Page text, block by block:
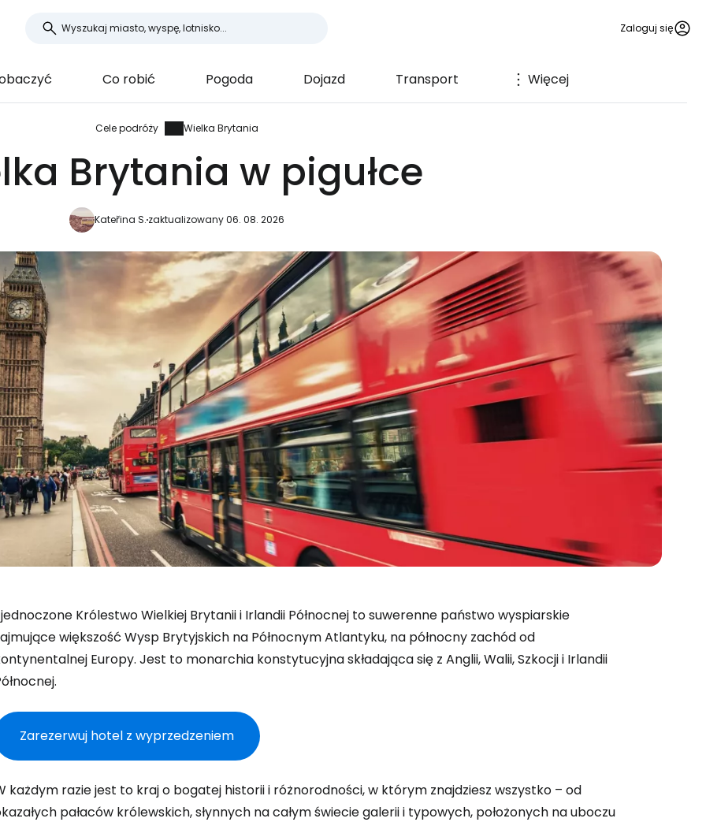
Zaloguj się
Co robić Pogoda Dojazd Transport Więcej
Cele podróży Wielka Brytania
Brytania w pigułce
Kateřina S.zaktualizowany 06. 08. 2026
Królestwo Wielkiej Brytanii i Irlandii Północnej to suwerenne państwo wyspiarskie
większość Wysp Brytyjskich na Północnym Atlantyku, na północny zachód od
Europy. Jest to monarchia konstytucyjna składająca się z Anglii, Walii, Szkocji i Irlandii
Zarezerwuj hotel z wyprzedzeniem
każdym razie jest to kraj o bogatej historii i różnorodności, w którym znajdziesz wszystko – od
pałaców królewskich, słynnych na całym świecie galerii i typowych, położonych na uboczu
Zaloguj się do Cestee
Kontynuuj z Facebookiem